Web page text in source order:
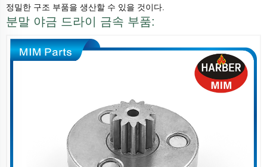
정밀한 구조 부품을 생산할 수 있을 것이다.
분말 야금 드라이 금속 부품: